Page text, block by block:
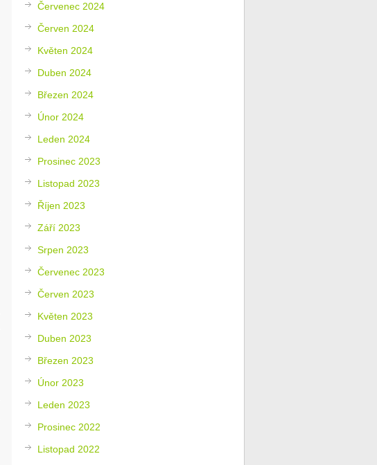
Červenec 2024
Červen 2024
Květen 2024
Duben 2024
Březen 2024
Únor 2024
Leden 2024
Prosinec 2023
Listopad 2023
Říjen 2023
Září 2023
Srpen 2023
Červenec 2023
Červen 2023
Květen 2023
Duben 2023
Březen 2023
Únor 2023
Leden 2023
Prosinec 2022
Listopad 2022